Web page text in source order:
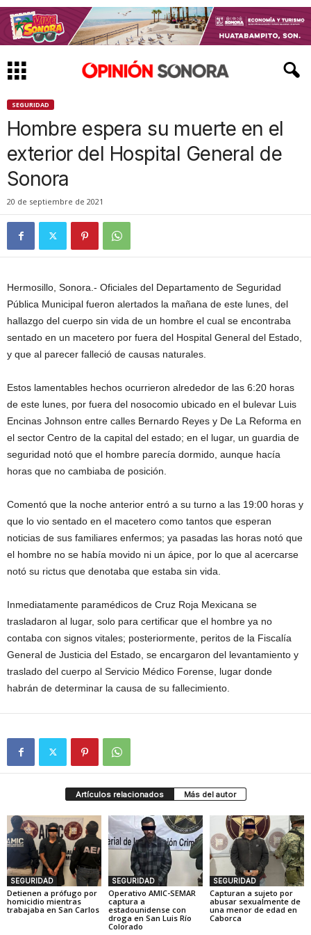
SEGURIDAD
Hombre espera su muerte en el
exterior del Hospital General de
Sonora
20 de septiembre de 2021
Hermosillo, Sonora.- Oficiales del Departamento de Seguridad
Pública Municipal fueron alertados la mañana de este lunes, del
hallazgo del cuerpo sin vida de un hombre el cual se encontraba
sentado en un macetero por fuera del Hospital General del Estado,
y que al parecer falleció de causas naturales.
Estos lamentables hechos ocurrieron alrededor de las 6:20 horas
de este lunes, por fuera del nosocomio ubicado en el bulevar Luis
Encinas Johnson entre calles Bernardo Reyes y De La Reforma en
el sector Centro de la capital del estado; en el lugar, un guardia de
seguridad notó que el hombre parecía dormido, aunque hacía
horas que no cambiaba de posición.
Comentó que la noche anterior entró a su turno a las 19:00 horas y
que lo vio sentado en el macetero como tantos que esperan
noticias de sus familiares enfermos; ya pasadas las horas notó que
el hombre no se había movido ni un ápice, por lo que al acercarse
notó su rictus que denotaba que estaba sin vida.
Inmediatamente paramédicos de Cruz Roja Mexicana se
trasladaron al lugar, solo para certificar que el hombre ya no
contaba con signos vitales; posteriormente, peritos de la Fiscalía
General de Justicia del Estado, se encargaron del levantamiento y
traslado del cuerpo al Servicio Médico Forense, lugar donde
habrán de determinar la causa de su fallecimiento.
Artículos relacionados Más del autor
SEGURIDAD
Detienen a prófugo por
homicidio mientras
trabajaba en San Carlos
SEGURIDAD
Operativo AMIC-SEMAR
captura a
estadounidense con
droga en San Luis Río
Colorado
SEGURIDAD
Capturan a sujeto por
abusar sexualmente de
una menor de edad en
Caborca